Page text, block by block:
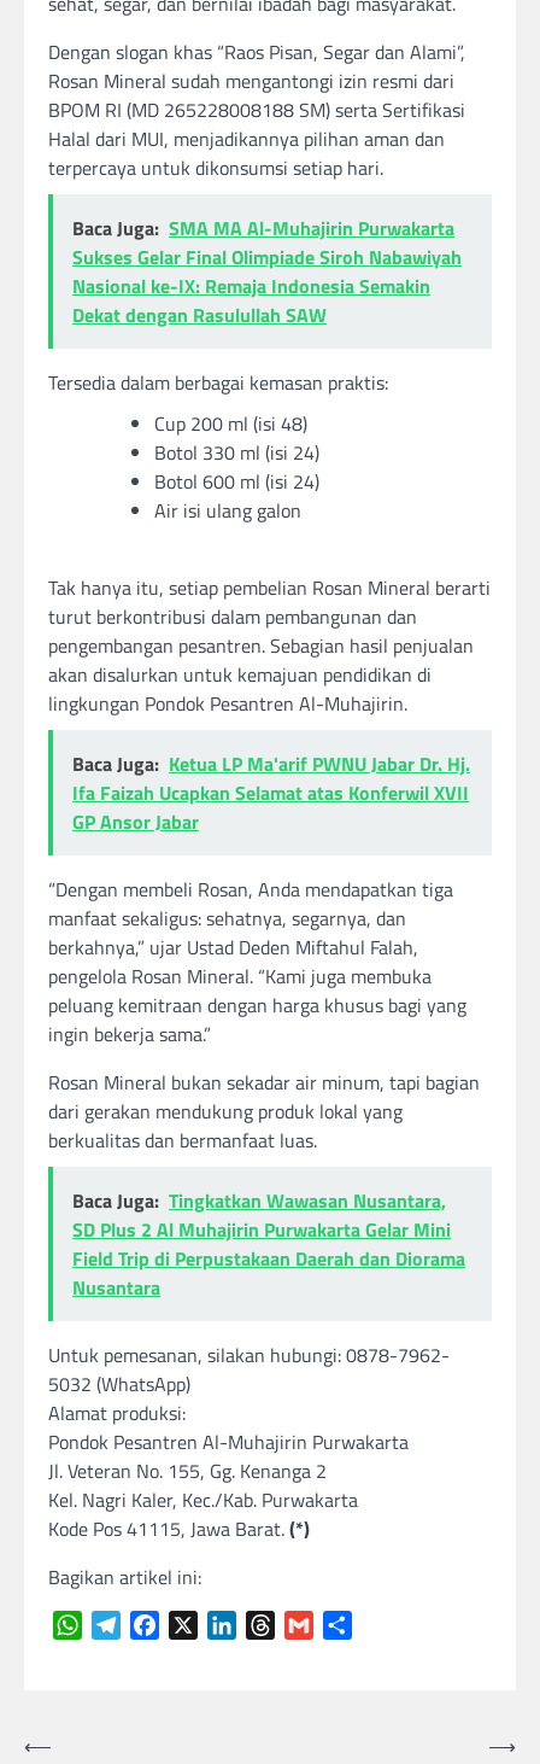
Dengan slogan khas “Raos Pisan, Segar dan Alami”,
Rosan Mineral sudah mengantongi izin resmi dari
BPOM RI (MD 265228008188 SM) serta Sertifikasi
Halal dari MUI, menjadikannya pilihan aman dan
terpercaya untuk dikonsumsi setiap hari.
Baca Juga: SMA MA Al-Muhajirin Purwakarta
Sukses Gelar Final Olimpiade Siroh Nabawiyah
Nasional ke-IX: Remaja Indonesia Semakin
Dekat dengan Rasulullah SAW
Tersedia dalam berbagai kemasan praktis:
Cup 200 ml (isi 48)
Botol 330 ml (isi 24)
Botol 600 ml (isi 24)
Air isi ulang galon
Tak hanya itu, setiap pembelian Rosan Mineral berarti
turut berkontribusi dalam pembangunan dan
pengembangan pesantren. Sebagian hasil penjualan
akan disalurkan untuk kemajuan pendidikan di
lingkungan Pondok Pesantren Al-Muhajirin.
Baca Juga: Ketua LP Ma'arif PWNU Jabar Dr. Hj.
Ifa Faizah Ucapkan Selamat atas Konferwil XVII
GP Ansor Jabar
“Dengan membeli Rosan, Anda mendapatkan tiga
manfaat sekaligus: sehatnya, segarnya, dan
berkahnya,” ujar Ustad Deden Miftahul Falah,
pengelola Rosan Mineral. “Kami juga membuka
peluang kemitraan dengan harga khusus bagi yang
ingin bekerja sama.”
Rosan Mineral bukan sekadar air minum, tapi bagian
dari gerakan mendukung produk lokal yang
berkualitas dan bermanfaat luas.
Baca Juga: Tingkatkan Wawasan Nusantara,
SD Plus 2 Al Muhajirin Purwakarta Gelar Mini
Field Trip di Perpustakaan Daerah dan Diorama
Nusantara
Untuk pemesanan, silakan hubungi: 0878-7962-
5032 (WhatsApp)
Alamat produksi:
Pondok Pesantren Al-Muhajirin Purwakarta
Jl. Veteran No. 155, Gg. Kenanga 2
Kel. Nagri Kaler, Kec./Kab. Purwakarta
Kode Pos 41115, Jawa Barat.(*)
Bagikan artikel ini:
WhatsAppTelegramFacebook LinkedInThreads
Gmail
Navigasi
⟵
⟶